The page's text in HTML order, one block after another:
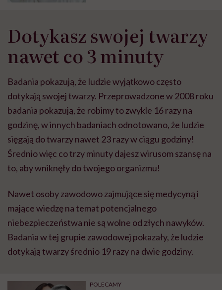
Dotykasz swojej twarzy
nawet co 3 minuty
Badania pokazują, że ludzie wyjątkowo często
dotykają swojej twarzy. Przeprowadzone w 2008 roku
badania pokazują, że robimy to zwykle 16 razy na
godzinę, w innych badaniach odnotowano, że ludzie
sięgają do twarzy nawet 23 razy w ciągu godziny!
Średnio więc co trzy minuty dajesz wirusom szansę na
to, aby wniknęły do twojego organizmu!
Nawet osoby zawodowo zajmujące się medycyną i
mające wiedzę na temat potencjalnego
niebezpieczeństwa nie są wolne od złych nawyków.
Badania w tej grupie zawodowej pokazały, że ludzie
dotykają twarzy średnio 19 razy na dwie godziny.
POLECAMY